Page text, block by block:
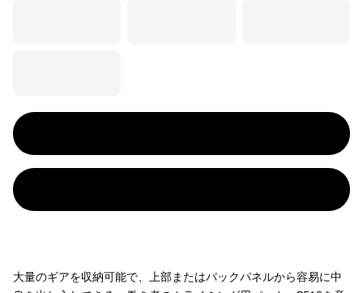
大量のギアを収納可能で、上部またはバックパネルから容易に中